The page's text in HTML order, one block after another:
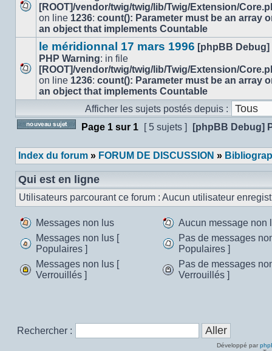
page
Aucun
message
non
[ROOT]/vendor/twig/twig/lib/Twig/Extension/
on line 1236: count(): Parameter must be an array
an object that implements Countable
Aucun
message
non
le méridionnal 17 mars 1996 [phpBB Debug]
PHP Warning: in file
[ROOT]/vendor/twig/twig/lib/Twig/Extension/
on line 1236: count(): Parameter must be an array
an object that implements Countable
Afficher les sujets postés depuis :
Page 1 sur 1 [ 5 sujets ] [phpBB Debug]
Index du forum » FORUM DE DISCUSSION »
Qui est en ligne
Utilisateurs parcourant ce forum : Aucun utilisateur
Messages
non
lus
Messages non lus
Aucun
message
non
lu
Aucun message non
Messages
non
lus
Messages non lus [
Populaires ]
Pas
de
messages
Pas de messages
Populaires ]
Messages
Verrouillés
]
Messages non lus [
Verrouillés ]
Pas
lus
Verrouillés
Pas de messages
Verrouillés ]
Rechercher :
Développé par